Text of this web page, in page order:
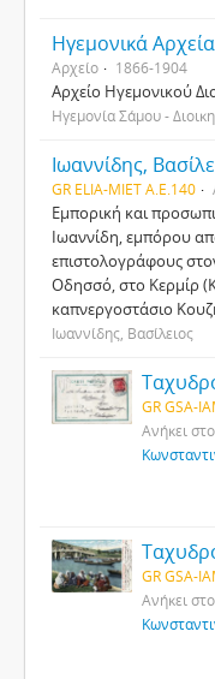
Αρχείο 1866-1904
Αρχείο Ηγεμονικού
Ηγεμονία Σάμου -
Ιωαννίδης,
GR ELIA-MIET Α.Ε.140
Εμπορική και
Ιωαννίδη, εμπόρου
επιστολογράφους
Οδησσό, στο Κερμίρ
καπνεργοστάσιο
Ιωαννίδης, Βασίλειος
GR GSA-
Ανήκει
GR GSA-
Ανήκει